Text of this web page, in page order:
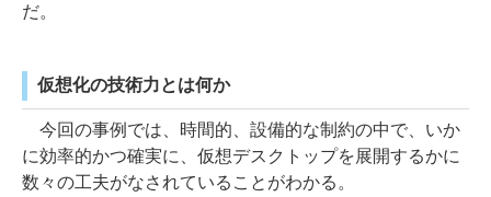
だ。
仮想化の技術力とは何か
今回の事例では、時間的、設備的な制約の中で、いか
に効率的かつ確実に、仮想デスクトップを展開するかに
数々の工夫がなされていることがわかる。